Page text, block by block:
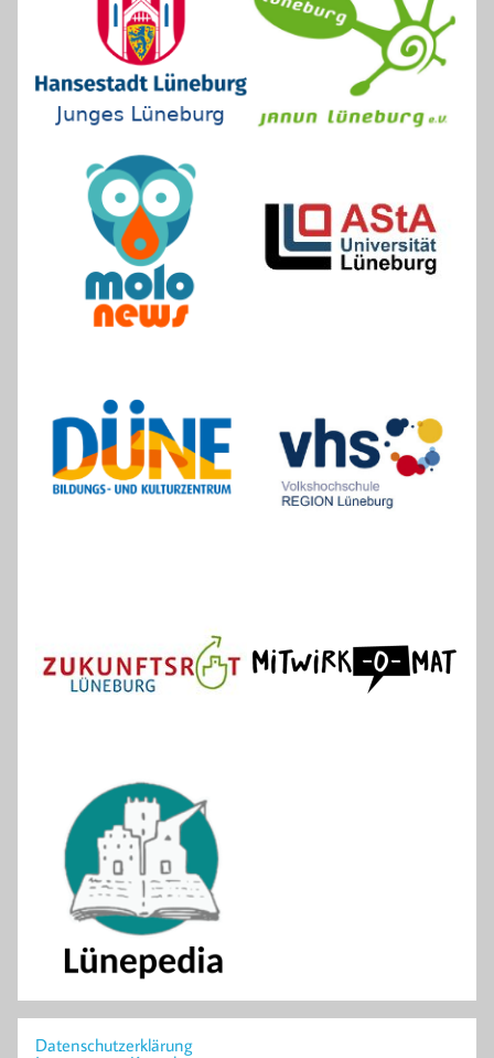
Datenschutzerklärung